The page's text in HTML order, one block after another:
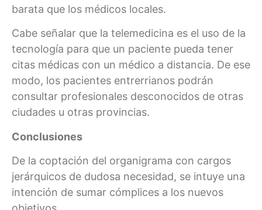
barata que los médicos locales.
Cabe señalar que la telemedicina es el uso de la
tecnología para que un paciente pueda tener
citas médicas con un médico a distancia. De ese
modo, los pacientes entrerrianos podrán
consultar profesionales desconocidos de otras
ciudades u otras provincias.
Conclusiones
De la coptación del organigrama con cargos
jerárquicos de dudosa necesidad, se intuye una
intención de sumar cómplices a los nuevos